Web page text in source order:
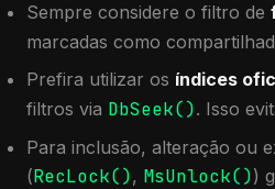
Sempre considere o filtro de
marcadas como
Prefira utilizar os índices
filtros via DbSeek(). Isso
Para inclusão, alteração ou
(RecLock(), MsUnlock())